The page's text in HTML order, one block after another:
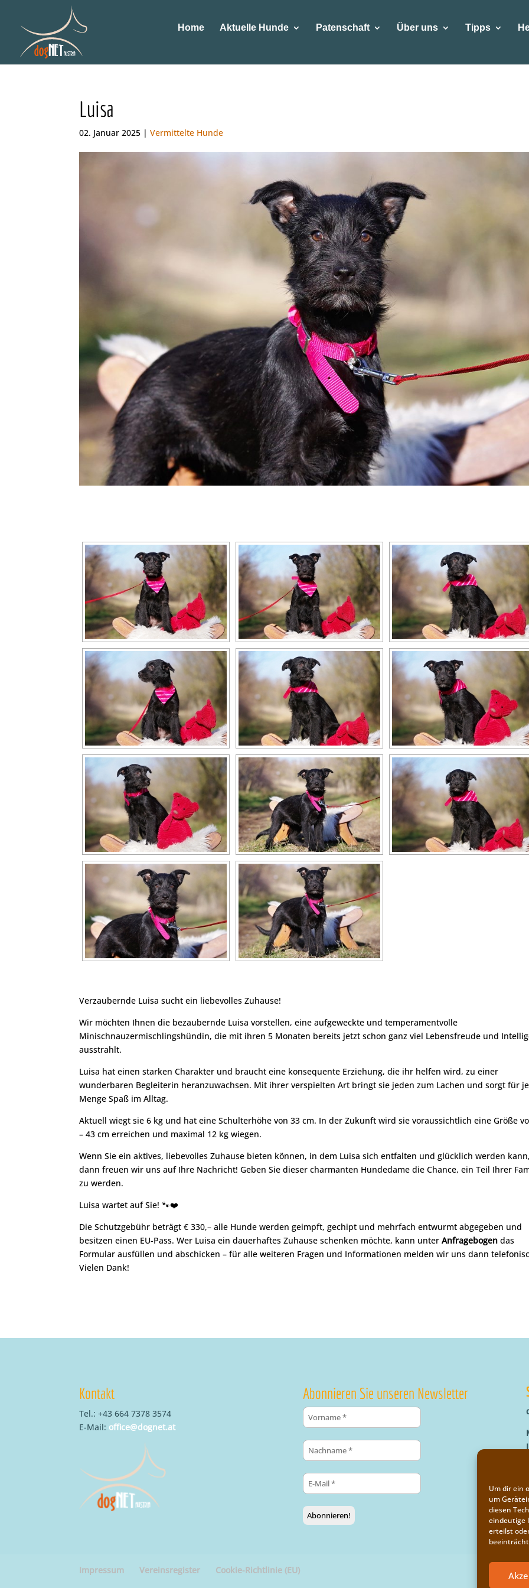
Um dir ein
um
diesen
eindeutige
erteilst
Home Aktuelle Hunde Patenschaft Über uns Tipps
Luisa
02. Januar 2025 |Vermittelte Hunde
Verzaubernde Luisa sucht ein liebevolles Zuhause!
Wir möchten Ihnen die bezaubernde Luisa vorstellen, eine aufgeweckte und temperamentvolle
Minischnauzermischlingshündin, die mit ihren 5 Monaten bereits jetzt schon ganz viel Lebensfreude und
ausstrahlt.
Luisa hat einen starken Charakter und braucht eine konsequente Erziehung, die ihr helfen wird, zu einer
wunderbaren Begleiterin heranzuwachsen. Mit ihrer verspielten Art bringt sie jeden zum Lachen und sorgt für
Menge Spaß im Alltag.
Aktuell wiegt sie 6 kg und hat eine Schulterhöhe von 33 cm. In der Zukunft wird sie voraussichtlich eine Größe
– 43 cm erreichen und maximal 12 kg wiegen.
Wenn Sie ein aktives, liebevolles Zuhause bieten können, in dem Luisa sich entfalten und glücklich werden
dann freuen wir uns auf Ihre Nachricht! Geben Sie dieser charmanten Hundedame die Chance, ein Teil Ihrer
zu werden.
Luisa wartet auf Sie! 🐾❤️
Die Schutzgebühr beträgt € 330,– alle Hunde werden geimpft, gechipt und mehrfach entwurmt abgegeben und
besitzen einen EU-Pass. Wer Luisa ein dauerhaftes Zuhause schenken möchte, kann unterAnfragebogen das
Formular ausfüllen und abschicken – für alle weiteren Fragen und Informationen melden wir uns dann
Vielen Dank!
Kontakt
Tel.: +43 664 7378 3574
E-Mail: office@dognet.at
Abonnieren Sie unseren Newsletter
Impressum Vereinsregister Cookie-Richtlinie (EU)